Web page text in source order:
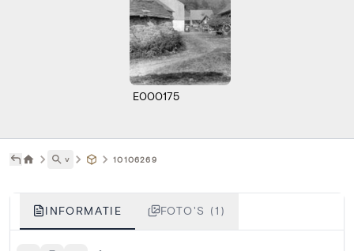
E000175
˅ 10106269
INFORMATIE FOTO'S (1)